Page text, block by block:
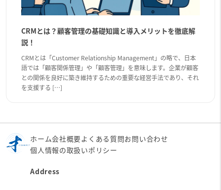
CRMとは？顧客管理の基礎知識と導入メリットを徹底解
説！
CRMとは「Customer Relationship Management」の略で、日本
語では「顧客関係管理」や「顧客管理」を意味します。企業が顧客
との関係を良好に築き維持するための重要な経営手法であり、それ
を支援する […]
ホーム会社概要よくある質問お問い合わせ
個人情報の取扱いポリシー
Address